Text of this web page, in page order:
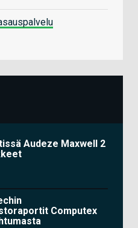
Audeze Maxwell 2
Computex